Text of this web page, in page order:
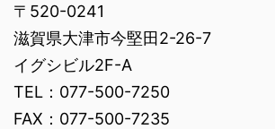
〒520-0241
滋賀県大津市今堅田2-26-7
イグシビル2F-A
TEL：077-500-7250
FAX：077-500-7235